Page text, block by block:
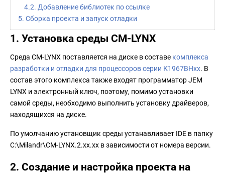
4.2. Добавление библиотек по ссылке
5. Сборка проекта и запуск отладки
1. Установка среды CM-LYNX
Среда CM-LYNX поставляется на диске в составе комплекса
разработки и отладки для процессоров серии К1967ВНхх. В
состав этого комплекса также входят программатор JEM
LYNX и электронный ключ, поэтому, помимо установки
самой среды, необходимо выполнить установку драйверов,
находящихся на диске.
По умолчанию установщик среды устанавливает IDE в папку
C:\Milandr\CM-LYNX.2.xx.xx в зависимости от номера версии.
2. Создание и настройка проекта на